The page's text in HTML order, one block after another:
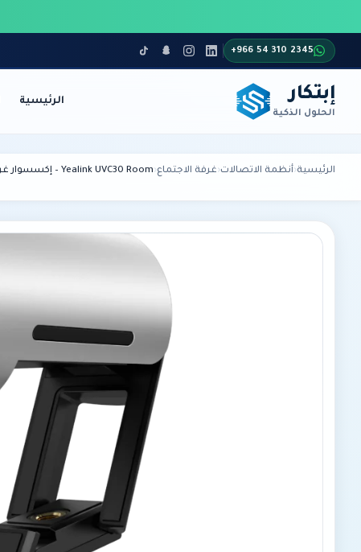
+966 54 310 2345
إبتكار
الحلول الذكية
الرئيسية
الرئيسية›أنظمة الاتصالات›غرفة الاجتماع›Yealink UVC30 Room – إكسسوار غرف اجتماعات Yealink أصلي